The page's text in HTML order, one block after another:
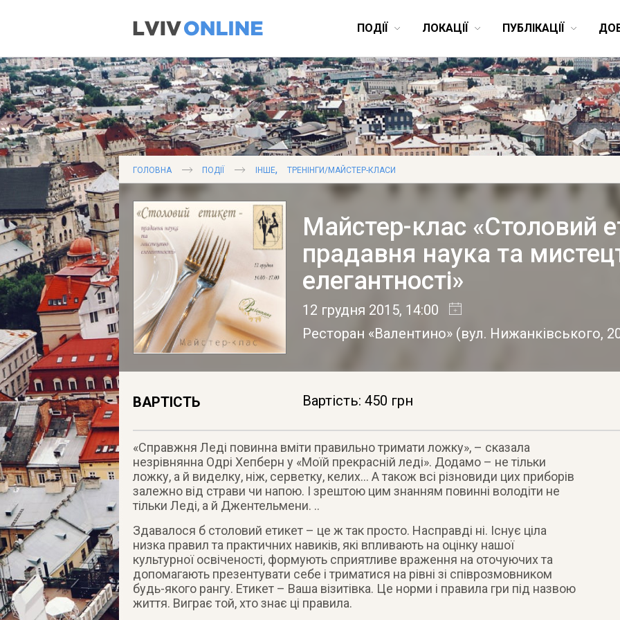
ПОДІЇ ЛОКАЦІЇ ПУБЛІКАЦІЇ
ГОЛОВНА ПОДІЇ ІНШЕ, ТРЕНІНГИ/МАЙСТЕР-КЛАСИ
Майстер-клас «Столовий
прадавня наука та
елегантності»
12 грудня 2015, 14:00
Ресторан «Валентино» (вул. Нижанківського,
ВАРТІСТЬ Вартість: 450 грн
«Справжня Леді повинна вміти правильно тримати ложку», – сказала
незрівнянна Одрі Хепберн у «Моїй прекрасній леді». Додамо – не тільки
ложку, а й виделку, ніж, серветку, келих… А також всі різновиди цих приборів
залежно від страви чи напою. І зрештою цим знанням повинні володіти не
тільки Леді, а й Джентельмени. ..
Здавалося б столовий етикет – це ж так просто. Насправді ні. Існує ціла
низка правил та практичних навиків, які впливають на оцінку нашої
культурної освіченості, формують сприятливе враження на оточуючих та
допомагають презентувати себе і триматися на рівні зі співрозмовником
будь-якого рангу. Етикет – Ваша візитівка. Це норми і правила гри під назвою
життя. Виграє той, хто знає ці правила.